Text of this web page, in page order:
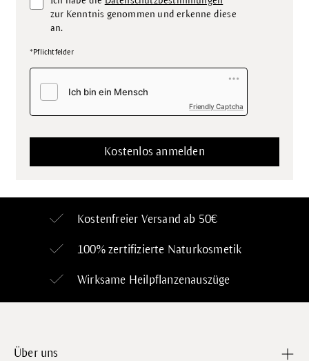
zur Kenntnis genommen und erkenne diese
an.
*Pflichtfelder
Friendly Captcha
Kostenfreier Versand ab 50€
100% zertifizierte Naturkosmetik
Wirksame Heilpflanzenauszüge
Über uns